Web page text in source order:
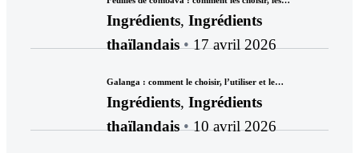
Ingrédients, Ingrédients
thaïlandais
17 avril 2026
Galanga : comment le choisir, l’utiliser et le…
Ingrédients, Ingrédients
thaïlandais
10 avril 2026